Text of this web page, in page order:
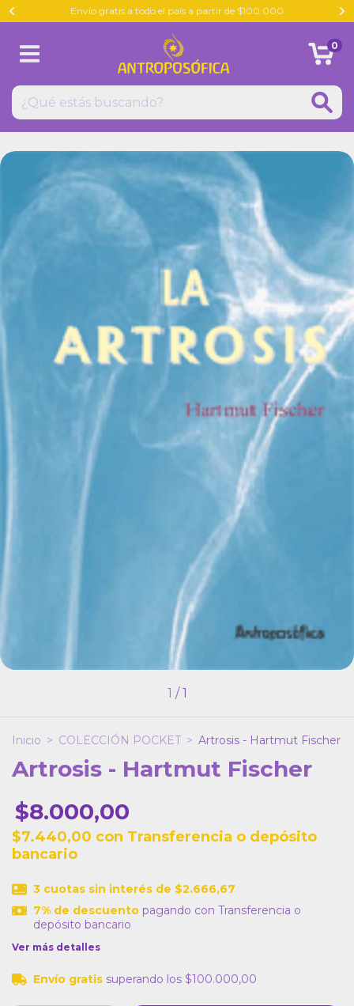
Envío gratis a todo el país a partir de $100.000
0
1 / 1
Inicio > COLECCIÓN POCKET > Artrosis - Hartmut Fischer
Artrosis - Hartmut Fischer
$8.000,00
$7.440,00 con Transferencia o depósito
bancario
3 cuotas sin interés de $2.666,67
7% de descuentopagando con Transferencia o
depósito bancario
Ver más detalles
Envío gratis superando los $100.000,00